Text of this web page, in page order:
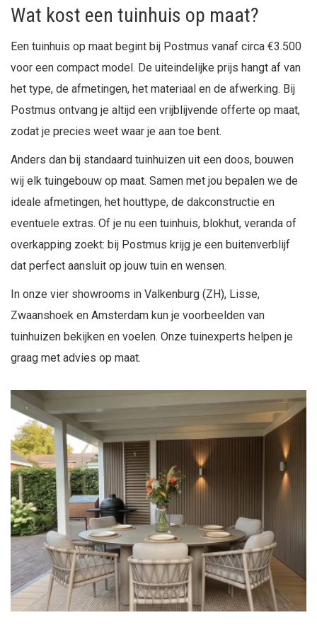
Wat kost een tuinhuis op maat?
Een tuinhuis op maat begint bij Postmus vanaf circa €3.500
voor een compact model. De uiteindelijke prijs hangt af van
het type, de afmetingen, het materiaal en de afwerking. Bij
Postmus ontvang je altijd een vrijblijvende offerte op maat,
zodat je precies weet waar je aan toe bent.
Anders dan bij standaard tuinhuizen uit een doos, bouwen
wij elk tuingebouw op maat. Samen met jou bepalen we de
ideale afmetingen, het houttype, de dakconstructie en
eventuele extras. Of je nu een tuinhuis, blokhut, veranda of
overkapping zoekt: bij Postmus krijg je een buitenverblijf
dat perfect aansluit op jouw tuin en wensen.
In onze vier showrooms in Valkenburg (ZH), Lisse,
Zwaanshoek en Amsterdam kun je voorbeelden van
tuinhuizen bekijken en voelen. Onze tuinexperts helpen je
graag met advies op maat.